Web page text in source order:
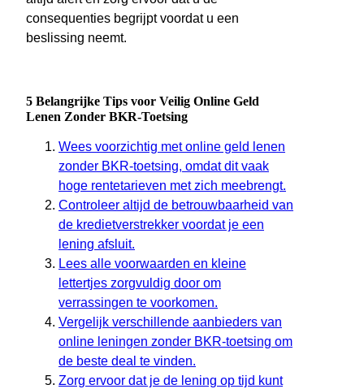
consequenties begrijpt voordat u een
beslissing neemt.
5 Belangrijke Tips voor Veilig Online Geld
Lenen Zonder BKR-Toetsing
Wees voorzichtig met online geld lenen
zonder BKR-toetsing, omdat dit vaak
hoge rentetarieven met zich meebrengt.
Controleer altijd de betrouwbaarheid van
de kredietverstrekker voordat je een
lening afsluit.
Lees alle voorwaarden en kleine
lettertjes zorgvuldig door om
verrassingen te voorkomen.
Vergelijk verschillende aanbieders van
online leningen zonder BKR-toetsing om
de beste deal te vinden.
Zorg ervoor dat je de lening op tijd kunt